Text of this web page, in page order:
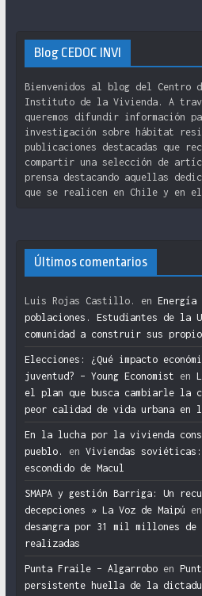
Blog CEDOC INVI
Bienvenidos al blog del Centro
Instituto de la Vivienda. A
queremos difundir información
investigación sobre hábitat
publicaciones destacadas que
compartir una selección de
prensa destacando aquellas
que se realicen en Chile y en
Últimos comentarios
Luis Rojas Castillo. en
poblaciones. Estudiantes de la
comunidad a construir sus
Elecciones: ¿Qué impacto
juventud? – Young Economist en
el plan que busca cambiarle la
peor calidad de vida urbana en
En la lucha por la vivienda
pueblo.
en Viviendas
escondido de Macul
SMAPA y gestión Barriga: Un
decepciones » La Voz de Maipú en
desangra por 31 mil millones de
realizadas
Punta Fraile – Algarroboen
persistente huella de la